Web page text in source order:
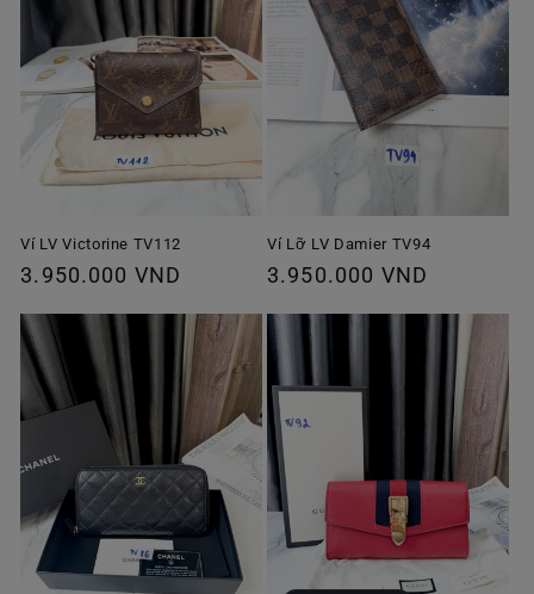
Ví LV Victorine TV112
Giá
thường
3.950.000 VND
Ví Lỡ LV Damier TV94
Giá
thường
3.950.000 VND